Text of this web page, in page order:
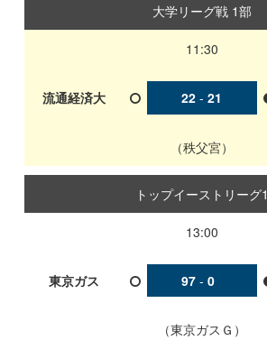
大学リーグ戦 1部
11:30
流通経済大 22 - 21
秩父宮
トップイーストリーグ1
13:00
東京ガス 97 - 0
東京ガスＧ